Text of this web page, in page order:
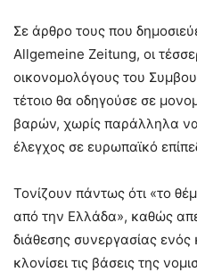
Σε άρθρο τους που
Allgemeine Zeitung, οι
οικονομολόγους του
τέτοιο θα οδηγούσε σε
βαρών, χωρίς παράλληλα να
έλεγχος σε ευρωπαϊκό
Τονίζουν πάντως ότι «το
από την Ελλάδα», καθώς
διάθεσης συνεργασίας
κλονίσει τις βάσεις της